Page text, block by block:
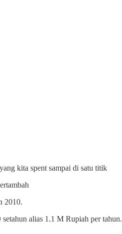
kita spent sampai di satu titik
2010.
alias 1.1 M Rupiah per tahun.